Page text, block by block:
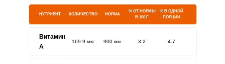
НУТРИЕНТ КОЛИЧЕСТВО НОРМА
% ОТ НОРМЫ
В 100 Г
% В ОДНОЙ
ПОРЦИИ
Витамин
A
169.9 мкг 900 мкг 3.2 4.7